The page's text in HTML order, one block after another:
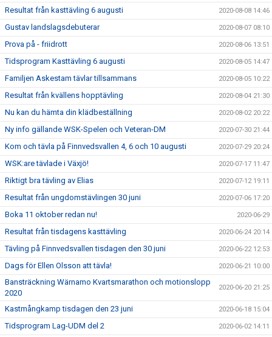
Resultat från kasttävling 6 augusti 2020-08-08 14:46
Gustav landslagsdebuterar 2020-08-07 08:10
Prova på - friidrott 2020-08-06 13:51
Tidsprogram Kasttävling 6 augusti 2020-08-05 14:47
Familjen Askestam tävlar tillsammans 2020-08-05 10:22
Resultat från kvällens hopptävling 2020-08-04 21:30
Nu kan du hämta din klädbeställning 2020-08-02 20:22
Ny info gällande WSK-Spelen och Veteran-DM 2020-07-30 21:44
Kom och tävla på Finnvedsvallen 4, 6 och 10 augusti 2020-07-29 20:24
WSK:are tävlade i Växjö! 2020-07-17 11:47
Riktigt bra tävling av Elias 2020-07-12 19:11
Resultat från ungdomstävlingen 30 juni 2020-07-06 17:20
Boka 11 oktober redan nu! 2020-06-29
Resultat från tisdagens kasttävling 2020-06-24 20:14
Tävling på Finnvedsvallen tisdagen den 30 juni 2020-06-22 12:53
Dags för Ellen Olsson att tävla! 2020-06-21 10:00
Bansträckning Wärnamo Kvartsmarathon och motionslopp
2020
2020-06-20 21:25
Kastmångkamp tisdagen den 23 juni 2020-06-18 15:04
Tidsprogram Lag-UDM del 2 2020-06-02 14:11